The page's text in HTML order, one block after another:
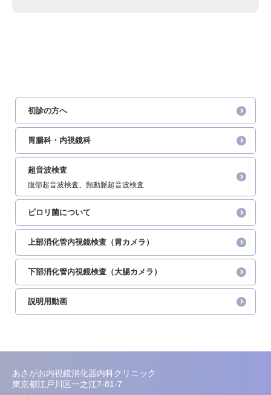
初診の方へ
胃腸科・内視鏡科
超音波検査
腹部超音波検査、頸動脈超音波検査
ピロリ菌について
上部消化管内視鏡検査（胃カメラ）
下部消化管内視鏡検査（大腸カメラ）
説明用動画
あさがお内視鏡消化器内科クリニック
東京都江戸川区一之江7-81-7